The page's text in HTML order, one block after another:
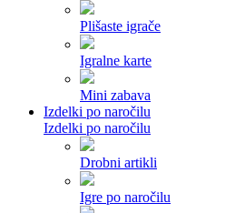
Plišaste igrače
Igralne karte
Mini zabava
Izdelki po naročilu
Izdelki po naročilu
Drobni artikli
Igre po naročilu